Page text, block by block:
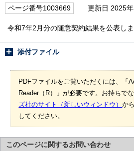
ページ番号1003669 更新日 2025年
令和7年2月分の随意契約結果を公表しま
添付ファイル
PDFファイルをご覧いただくには、「
Reader（R）」が必要です。お持ちで
ズ社のサイト（新しいウィンドウ）か
してください。
このページに関するお問い合わせ